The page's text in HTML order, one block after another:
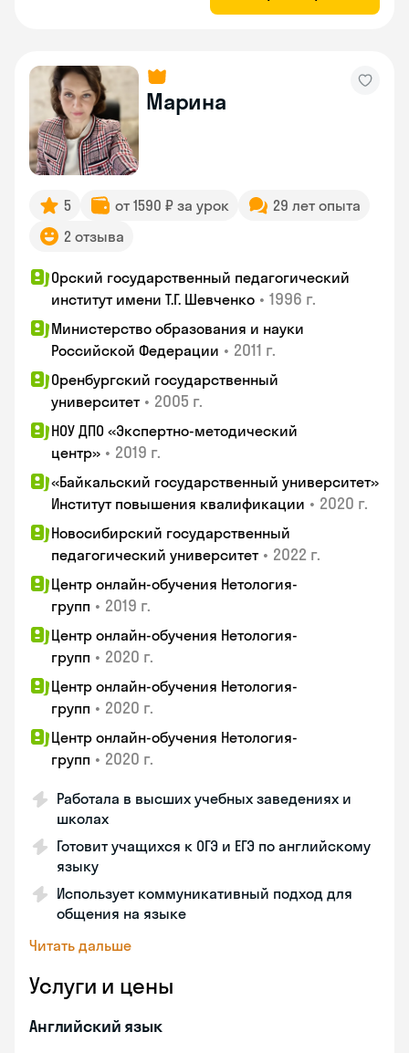
Марина
5 от 1590 ₽ за урок
29 лет опыта
2 отзыва
Орский государственный педагогический
институт имени Т.Г. Шевченко • 1996 г.
Министерство образования и науки
Российской Федерации • 2011 г.
Оренбургский государственный
университет • 2005 г.
НОУ ДПО «Экспертно-методический
центр» • 2019 г.
«Байкальский государственный университет»
Институт повышения квалификации • 2020 г.
Новосибирский государственный
педагогический университет • 2022 г.
Центр онлайн-обучения Нетология-
групп • 2019 г.
Центр онлайн-обучения Нетология-
групп • 2020 г.
Центр онлайн-обучения Нетология-
групп • 2020 г.
Центр онлайн-обучения Нетология-
групп • 2020 г.
Работала в высших учебных заведениях и
школах
Готовит учащихся к ОГЭ и ЕГЭ по английскому
языку
Использует коммуникативный подход для
общения на языке
Читать дальше
Услуги и цены
Английский язык